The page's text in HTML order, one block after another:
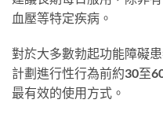
血壓等特定疾病。
對於大多數勃起功能障礙
計劃進行性行為前約30至
最有效的使用方式。